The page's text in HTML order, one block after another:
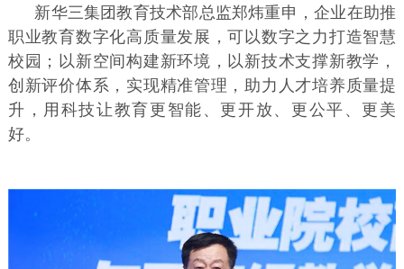
新华三集团教育技术部总监郑炜重申，企业在助推
职业教育数字化高质量发展，可以数字之力打造智慧
校园；以新空间构建新环境，以新技术支撑新教学，
创新评价体系，实现精准管理，助力人才培养质量提
升，用科技让教育更智能、更开放、更公平、更美
好。